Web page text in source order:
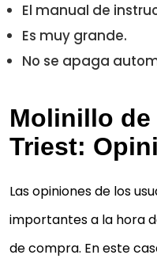
El manual de
Es muy grande.
No se apaga
Molinillo
Triest:
Las opiniones de los
importantes a la hora
de compra. En este